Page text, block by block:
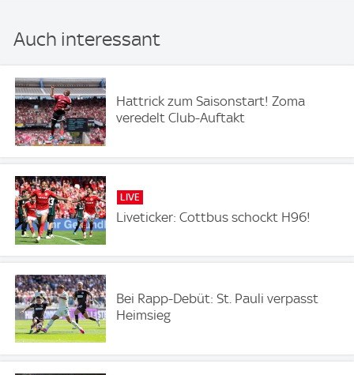
Auch interessant
Hattrick zum Saisonstart! Zoma
veredelt Club-Auftakt
LIVE
Liveticker: Cottbus schockt H96!
Bei Rapp-Debüt: St. Pauli verpasst
Heimsieg